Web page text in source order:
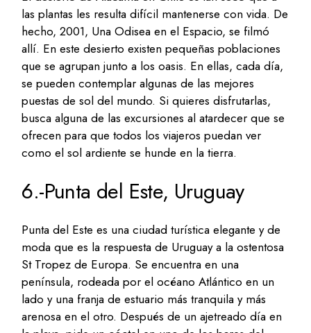
las plantas les resulta difícil mantenerse con vida. De
hecho, 2001, Una Odisea en el Espacio, se filmó
allí. En este desierto existen pequeñas poblaciones
que se agrupan junto a los oasis. En ellas, cada día,
se pueden contemplar algunas de las mejores
puestas de sol del mundo. Si quieres disfrutarlas,
busca alguna de las excursiones al atardecer que se
ofrecen para que todos los viajeros puedan ver
como el sol ardiente se hunde en la tierra.
6.-Punta del Este, Uruguay
Punta del Este es una ciudad turística elegante y de
moda que es la respuesta de Uruguay a la ostentosa
St Tropez de Europa. Se encuentra en una
península, rodeada por el océano Atlántico en un
lado y una franja de estuario más tranquila y más
arenosa en el otro. Después de un ajetreado día en